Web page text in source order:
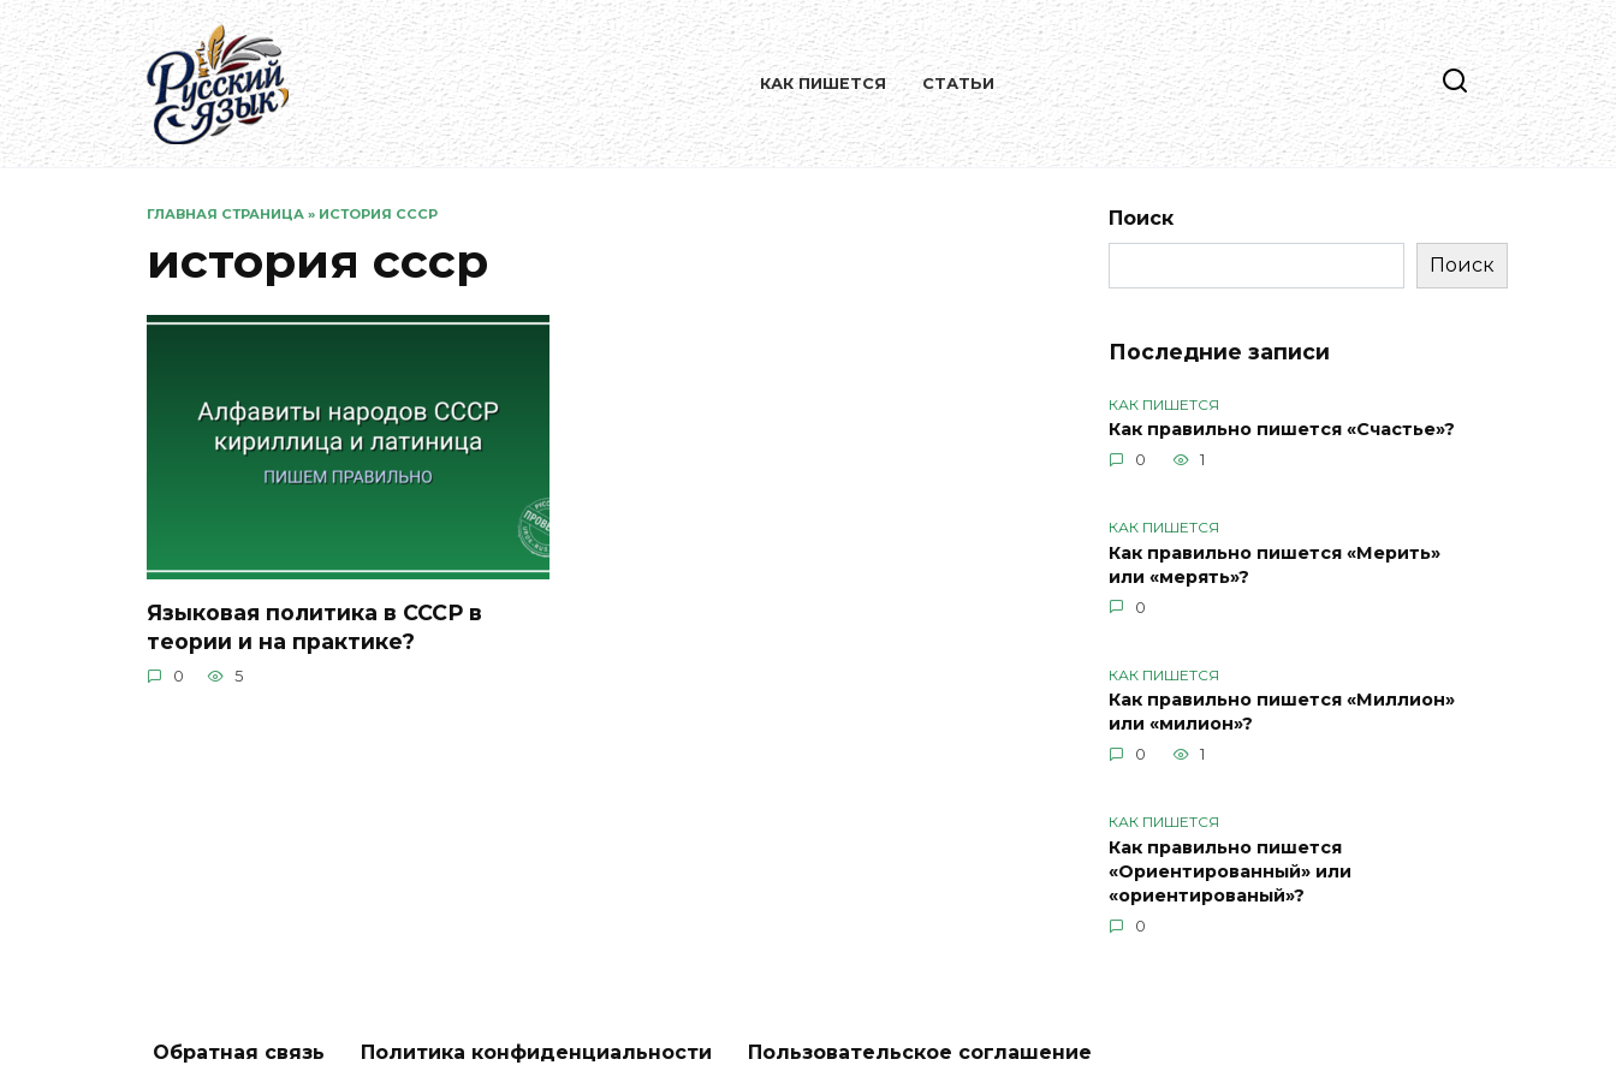
Перейти
к
содержанию
КАК ПИШЕТСЯ СТАТЬИ
ГЛАВНАЯ СТРАНИЦА » ИСТОРИЯ СССР
история ссср
Языковая политика в СССР в
теории и на практике?
0 5
Поиск
Поиск
Последние записи
КАК ПИШЕТСЯ
Как правильно пишется «Счастье»?
0 1
КАК ПИШЕТСЯ
Как правильно пишется «Мерить»
или «мерять»?
0
КАК ПИШЕТСЯ
Как правильно пишется «Миллион»
или «милион»?
0 1
КАК ПИШЕТСЯ
Как правильно пишется
«Ориентированный» или
«ориентированый»?
0
Обратная связь Политика конфиденциальности Пользовательское соглашение